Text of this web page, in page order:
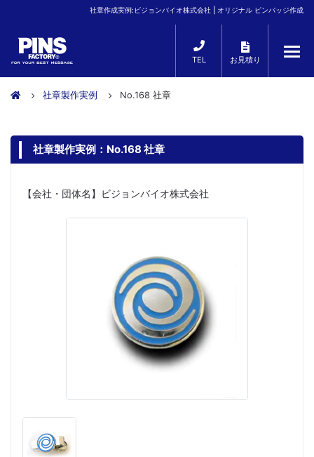
社章作成実例:ビジョンバイオ株式会社 | オリジナル ピンバッジ作成
TEL お見積り
社章製作実例 No.168 社章
社章製作実例：No.168 社章
【会社・団体名】ビジョンバイオ株式会社